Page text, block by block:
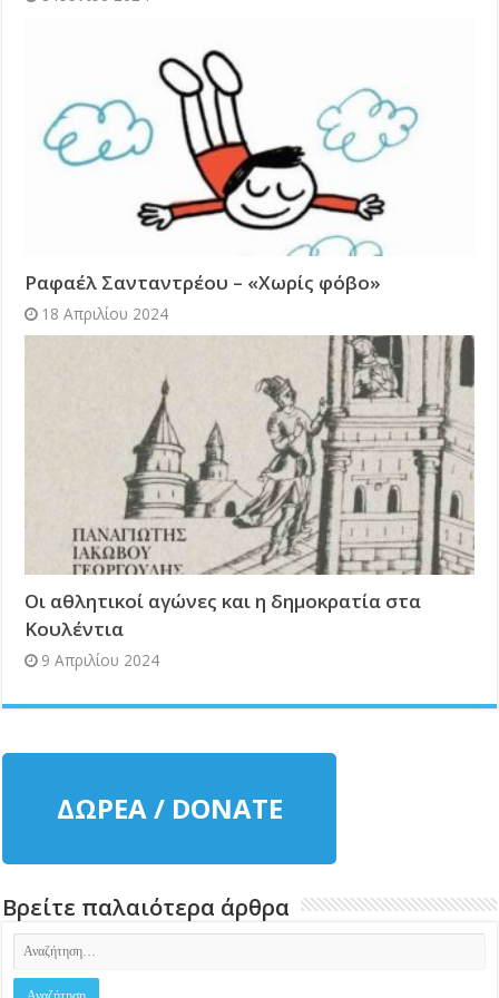
Ραφαέλ Σανταντρέου – «Χωρίς φόβο»
18 Απριλίου 2024
Οι αθλητικοί αγώνες και η δημοκρατία στα
Κουλέντια
9 Απριλίου 2024
ΔΩΡΕΑ / DONATE
Βρείτε παλαιότερα άρθρα